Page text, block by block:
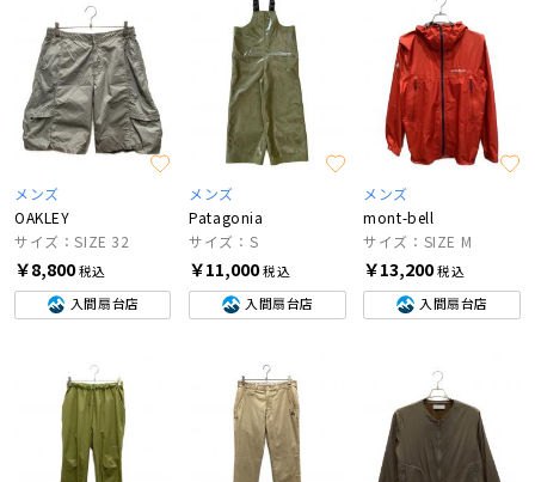
メンズ
OAKLEY
サイズ：SIZE 32
￥8,800税込
入間扇台店
メンズ
Patagonia
サイズ：S
￥11,000税込
入間扇台店
メンズ
mont-bell
サイズ：SIZE M
￥13,200税込
入間扇台店